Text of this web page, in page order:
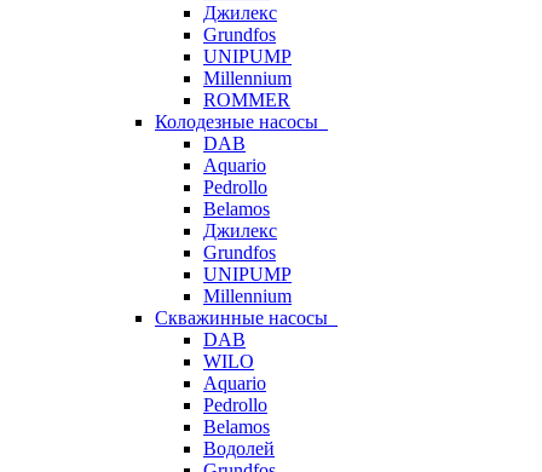
Джилекс
Grundfos
UNIPUMP
Millennium
ROMMER
Колодезные насосы
DAB
Aquario
Pedrollo
Belamos
Джилекс
Grundfos
UNIPUMP
Millennium
Скважинные насосы
DAB
WILO
Aquario
Pedrollo
Belamos
Водолей